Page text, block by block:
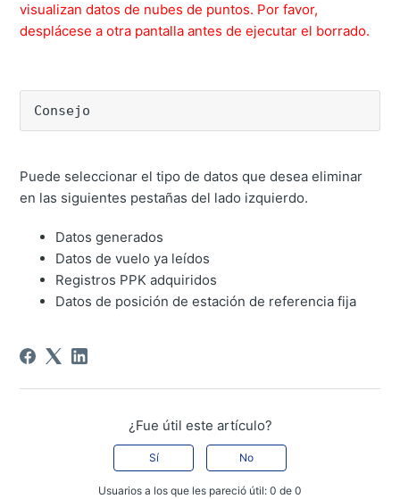
visualizan datos de nubes de puntos. Por favor,
desplácese a otra pantalla antes de ejecutar el borrado.
Consejo
Puede seleccionar el tipo de datos que desea eliminar
en las siguientes pestañas del lado izquierdo.
Datos generados
Datos de vuelo ya leídos
Registros PPK adquiridos
Datos de posición de estación de referencia fija
¿Fue útil este artículo?
Sí No
Usuarios a los que les pareció útil: 0 de 0